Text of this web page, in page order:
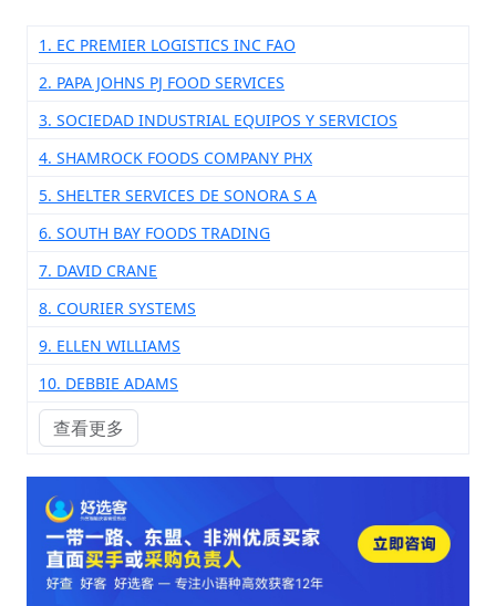
1. EC PREMIER LOGISTICS INC FAO
2. PAPA JOHNS PJ FOOD SERVICES
3. SOCIEDAD INDUSTRIAL EQUIPOS Y SERVICIOS
4. SHAMROCK FOODS COMPANY PHX
5. SHELTER SERVICES DE SONORA S A
6. SOUTH BAY FOODS TRADING
7. DAVID CRANE
8. COURIER SYSTEMS
9. ELLEN WILLIAMS
10. DEBBIE ADAMS
查看更多